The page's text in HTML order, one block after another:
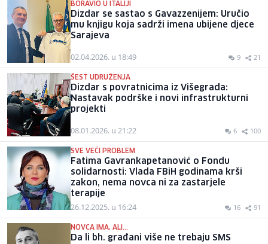
BORAVIO U ITALIJI
Dizdar se sastao s Gavazzenijem: Uručio
mu knjigu koja sadrži imena ubijene djece
Sarajeva
02.04.2026. u 18:49 9 21
ŠEST UDRUŽENJA
Dizdar s povratnicima iz Višegrada:
Nastavak podrške i novi infrastrukturni
projekti
08.01.2026. u 21:22 6 100
SVE VEĆI PROBLEM
Fatima Gavrankapetanović o Fondu
solidarnosti: Vlada FBiH godinama krši
zakon, nema novca ni za zastarjele
terapije
26.12.2025. u 16:24 16 91
NOVCA IMA, ALI...
Da li bh. građani više ne trebaju SMS